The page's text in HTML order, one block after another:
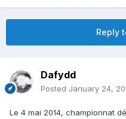
Reply
Dafydd
Posted January 24,
Le 4 mai 2014, championnat